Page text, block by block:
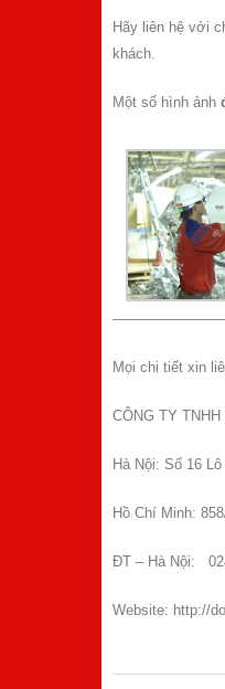
Hãy liên hệ với
khách.
Một số hình ảnh
Mọi chi tiết xin
CÔNG TY
Hà Nội: Số 16
Hồ Chí Minh:
ĐT – Hà Nội:
Website: http://